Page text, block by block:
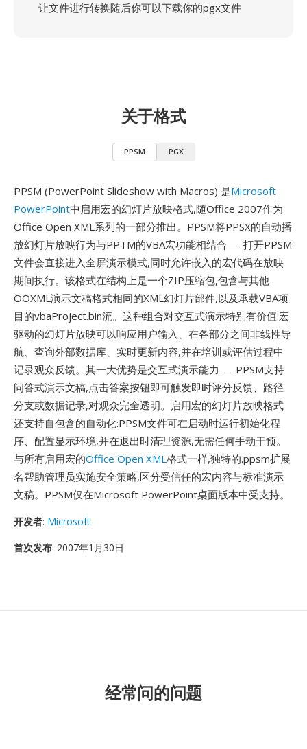
让文件进行转换随后你可以下载你的pgx文件
关于格式
PPSM PGX
PPSM (PowerPoint Slideshow with Macros) 是Microsoft
PowerPoint中启用宏的幻灯片放映格式,随Office 2007作为
Office Open XML系列的一部分推出。PPSM将PPSX的自动播
放幻灯片放映行为与PPTM的VBA宏功能相结合 — 打开PPSM
文件会直接进入全屏演示模式,同时允许嵌入的宏代码在放映
期间执行。该格式在结构上是一个ZIP压缩包,包含与其他
OOXML演示文稿格式相同的XML幻灯片部件,以及承载VBA项
目的vbaProject.bin流。这种组合对交互式演示特别有价值:宏
驱动的幻灯片放映可以响应用户输入、在各部分之间非线性导
航、查询外部数据库、实时更新内容,并在培训或评估过程中
记录观众反馈。其一大优势是交互式演示能力 — PPSM支持
问答式演示文稿,点击答案按钮即可触发即时评分反馈、路径
分支或数据记录,对观众完全透明。启用宏的幻灯片放映格式
还支持自包含的自动化:PPSM文件可在启动时运行初始化程
序、配置显示环境,并在退出时清理资源,无需任何手动干预。
与所有启用宏的Office Open XML格式一样,独特的.ppsm扩展
名帮助管理员实施安全策略,区分受信任的宏内容与标准演示
文稿。PPSM仅在Microsoft PowerPoint桌面版本中受支持。
开发者: Microsoft
首次发布: 2007年1月30日
经常问的问题